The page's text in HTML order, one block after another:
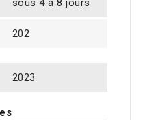
sous 4 à 8 jours
202
2023